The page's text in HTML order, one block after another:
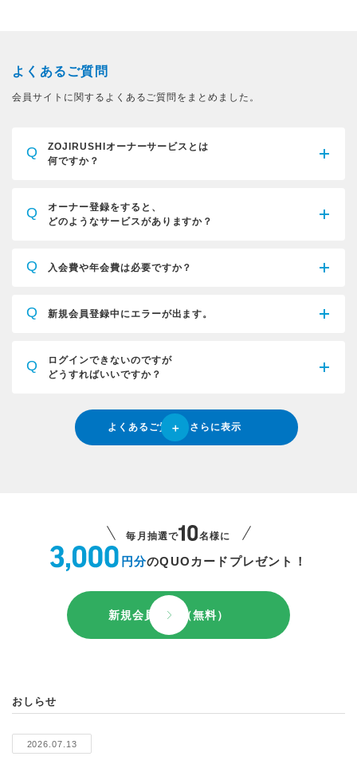
よくあるご質問
会員サイトに関するよくあるご質問をまとめました。
Q
ZOJIRUSHIオーナーサービスとは
何ですか？
Q
オーナー登録をすると、
どのようなサービスがありますか？
Q 入会費や年会費は必要ですか？
Q 新規会員登録中にエラーが出ます。
Q
ログインできないのですが
どうすればいいですか？
よくあるご質問をさらに表示
毎月抽選で 名様に
円分のQUOカードプレゼント！
新規会員登録（無料）
おしらせ
2026.07.13